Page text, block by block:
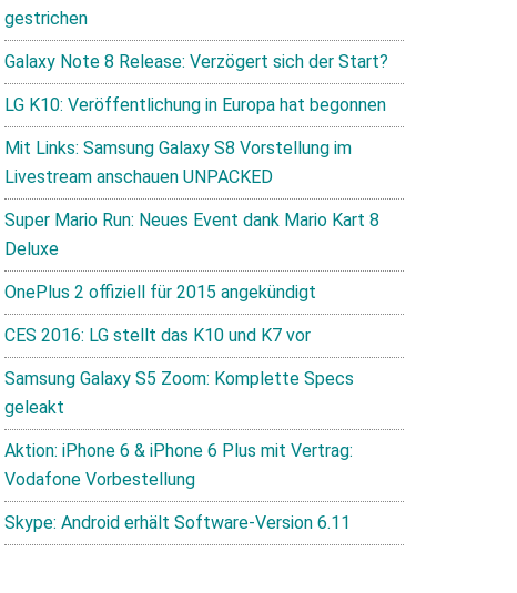
gestrichen
Galaxy Note 8 Release: Verzögert sich der Start?
LG K10: Veröffentlichung in Europa hat begonnen
Mit Links: Samsung Galaxy S8 Vorstellung im
Livestream anschauen UNPACKED
Super Mario Run: Neues Event dank Mario Kart 8
Deluxe
OnePlus 2 offiziell für 2015 angekündigt
CES 2016: LG stellt das K10 und K7 vor
Samsung Galaxy S5 Zoom: Komplette Specs
geleakt
Aktion: iPhone 6 & iPhone 6 Plus mit Vertrag:
Vodafone Vorbestellung
Skype: Android erhält Software-Version 6.11